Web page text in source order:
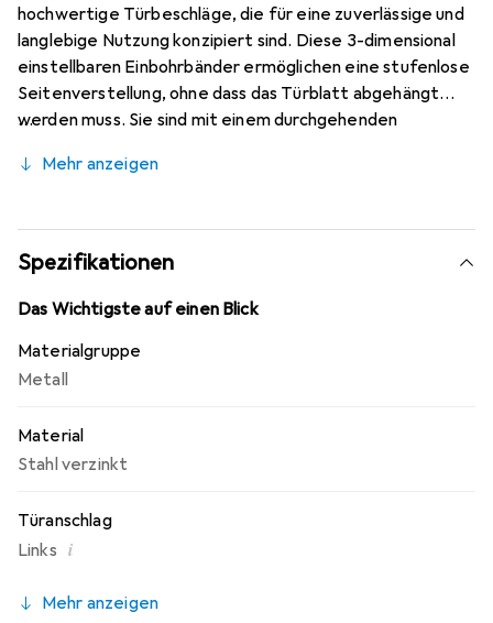
hochwertige Türbeschläge, die für eine zuverlässige und
langlebige Nutzung konzipiert sind. Diese 3-dimensional
einstellbaren Einbohrbänder ermöglichen eine stufenlose
Seitenverstellung, ohne dass das Türblatt abgehängt
werden muss. Sie sind mit einem durchgehenden
gewährleistet. Die Bänder sind für Überschlagstärken ab
Tragkraft, die unter Prüfbedingungen getestet wurde.
Mit der Fähigkeit, zwei Bänder pro Tür mit einer
Tragkraft von ca. 100 kg und drei Bänder mit ca. 120 kg zu
verwenden, sind diese Türbeschläge ideal für den Einsatz
sie nicht nur Funktionalität, sondern auch eine
ansprechende Optik.
Mehr anzeigen
Spezifikationen
Das Wichtigste auf einen Blick
Materialgruppe
Metall
Material
Stahl verzinkt
Türanschlag
Links i
Mehr anzeigen